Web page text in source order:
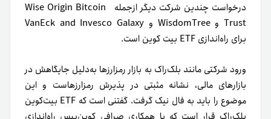
درخواست چندین شرکت دیگر از‌جمله Wise Origin Bitcoin
Trust و WisdomTree و VanEck and Invesco Galaxy
برای راه‌اندازی ETF‌ بیت کوین است.
ورود شرکتی مانند بلک‌راک به بازار رمزارزها به‌دلیل جایگاهش در
بازارهای مالی، نشانه مثبتی در پذیرش رمزارزهاست و این
موضوع را باید به فال نیک گرفت. گفتنی‌ است که ETF بیت‌کوین